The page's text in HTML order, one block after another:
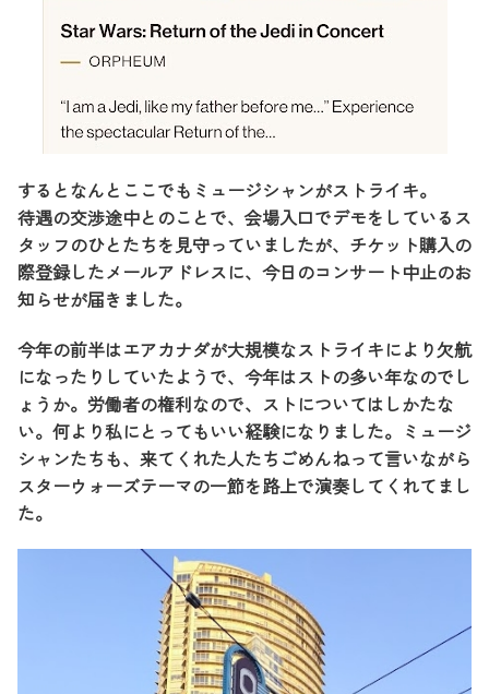
するとなんとここでもミュージシャンがストライキ。
待遇の交渉途中とのことで、会場入口でデモをしているス
タッフのひとたちを見守っていましたが、チケット購入の
際登録したメールアドレスに、今日のコンサート中止のお
知らせが届きました。
今年の前半はエアカナダが大規模なストライキにより欠航
になったりしていたようで、今年はストの多い年なのでし
ょうか。労働者の権利なので、ストについてはしかたな
い。何より私にとってもいい経験になりました。ミュージ
シャンたちも、来てくれた人たちごめんねって言いながら
スターウォーズテーマの一節を路上で演奏してくれてまし
た。